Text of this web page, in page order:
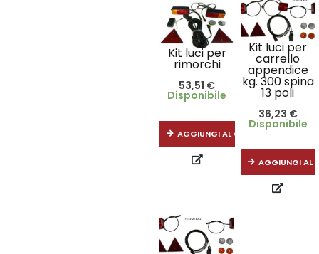
Kit luci per
rimorchi
53,51 €
Disponibile
AGGIUNGI AL CARRELLO
Kit luci per
carrello
appendice
kg. 300 spina
13 poli
36,23 €
Disponibile
AGGIUNGI AL